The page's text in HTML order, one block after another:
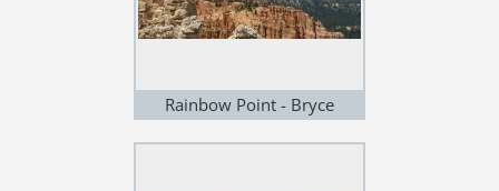
Rainbow Point - Bryce